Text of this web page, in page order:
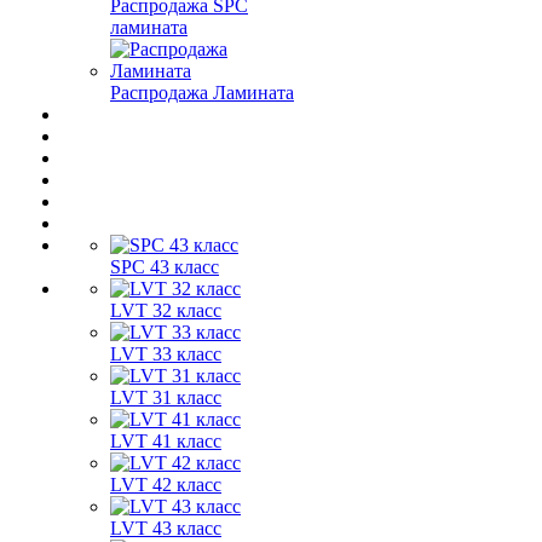
Распродажа SPC
ламината
Распродажа Ламината
SPC 43 класс
LVT 32 класс
LVT 33 класс
LVT 31 класс
LVT 41 класс
LVT 42 класс
LVT 43 класс